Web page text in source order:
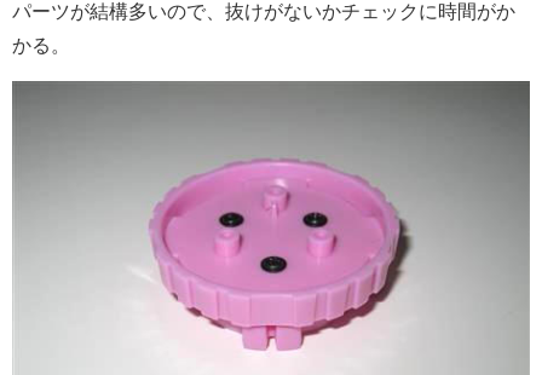
パーツが結構多いので、抜けがないかチェックに時間がか
かる。